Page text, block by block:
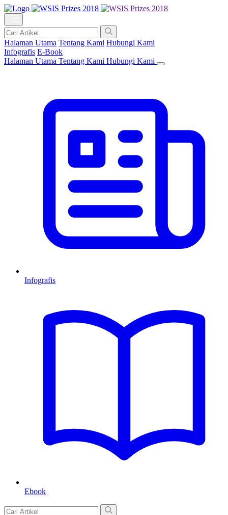
Halaman Utama Tentang Kami Hubungi Kami
Infografis E-Book
Halaman Utama Tentang Kami Hubungi Kami
Infografis
Ebook